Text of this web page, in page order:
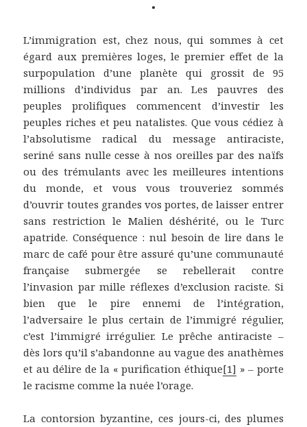
•
L’immigration est, chez nous, qui sommes à cet
égard aux premières loges, le premier effet de la
surpopulation d’une planète qui grossit de 95
millions d’individus par an. Les pauvres des
peuples prolifiques commencent d’investir les
peuples riches et peu natalistes. Que vous cédiez à
l’absolutisme radical du message antiraciste,
seriné sans nulle cesse à nos oreilles par des naïfs
ou des trémulants avec les meilleures intentions
du monde, et vous vous trouveriez sommés
d’ouvrir toutes grandes vos portes, de laisser entrer
sans restriction le Malien déshérité, ou le Turc
apatride. Conséquence : nul besoin de lire dans le
marc de café pour être assuré qu’une communauté
française submergée se rebellerait contre
l’invasion par mille réflexes d’exclusion raciste. Si
bien que le pire ennemi de l’intégration,
l’adversaire le plus certain de l’immigré régulier,
c’est l’immigré irrégulier. Le prêche antiraciste –
dès lors qu’il s’abandonne au vague des anathèmes
et au délire de la « purification éthique[1] » – porte
le racisme comme la nuée l’orage.
La contorsion byzantine, ces jours-ci, des plumes